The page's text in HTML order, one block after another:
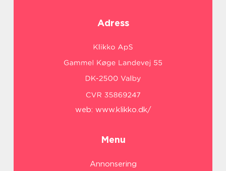
Adress
web: www.klikko.dk/
Menu
Annonsering